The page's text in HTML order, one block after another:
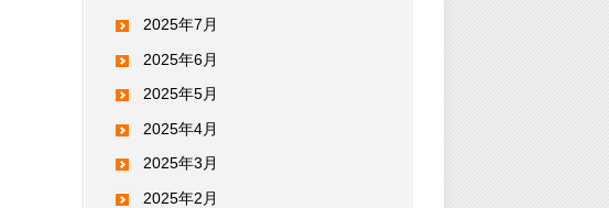
2025年7月
2025年6月
2025年5月
2025年4月
2025年3月
2025年2月